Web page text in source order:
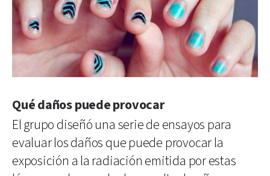
Qué daños puede provocar
El grupo diseñó una serie de ensayos para
evaluar los daños que puede provocar la
exposición a la radiación emitida por estas